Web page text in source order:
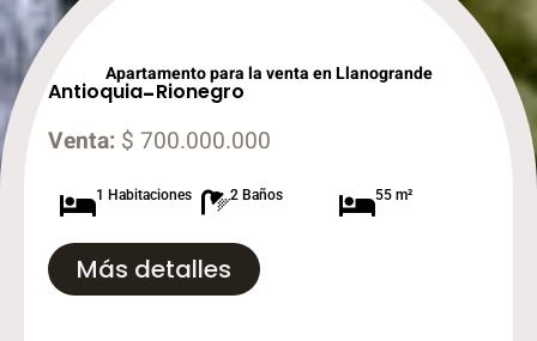
Apartamento para la venta en Llanogrande
Antioquia-Rionegro
Venta: $ 700.000.000
1 Habitaciones 2 Baños 55 m²
Más detalles